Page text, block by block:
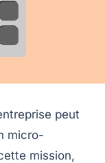
peut
micro-
mission,